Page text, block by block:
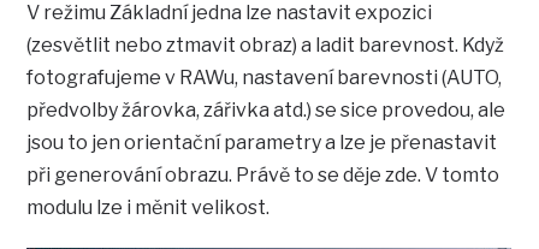
V režimu Základní jedna lze nastavit expozici
(zesvětlit nebo ztmavit obraz) a ladit barevnost. Když
fotografujeme v RAWu, nastavení barevnosti (AUTO,
předvolby žárovka, zářivka atd.) se sice provedou, ale
jsou to jen orientační parametry a lze je přenastavit
při generování obrazu. Právě to se děje zde. V tomto
modulu lze i měnit velikost.